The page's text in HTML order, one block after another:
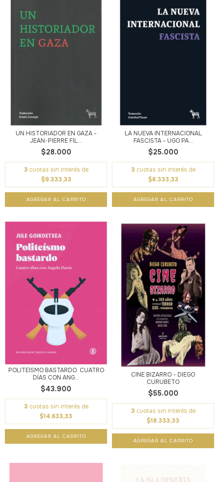
UN HISTORIADOR EN GAZA -
JEAN-PIERRE FIL...
$28.000
3 cuotas sin interés de
$9.333,33
LA NUEVA INTERNACIONAL
FASCISTA - UGO PA...
$25.000
3 cuotas sin interés de
$8.333,33
POLITEÍSMO BASTARDO. CUATRO
DÍAS CON ANG...
$43.900
3 cuotas sin interés de
$14.633,33
CINE BIZARRO - DIEGO
CURUBETO
$55.000
3 cuotas sin interés de
$18.333,33